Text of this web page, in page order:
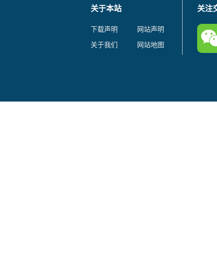
关于本站
下载声明
网站声明
关于我们
网站地图
关注